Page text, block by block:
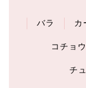
バラ
カ
コチョ
チ